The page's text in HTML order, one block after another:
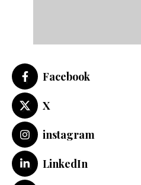
Facebook
X
instagram
LinkedIn